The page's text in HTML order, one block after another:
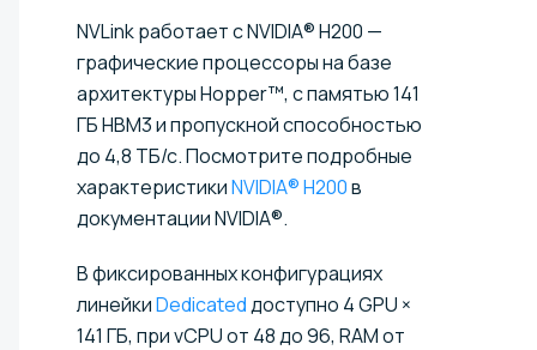
NVLink работает с NVIDIA® H200 —
графические процессоры на базе
архитектуры Hopper™, с памятью 141
ГБ HBM3 и пропускной способностью
до 4,8 ТБ/с. Посмотрите подробные
характеристикиNVIDIA® H200в
документации NVIDIA®.
В фиксированных конфигурациях
линейкиDedicatedдоступно 4 GPU ×
141 ГБ, при vCPU от 48 до 96, RAM от